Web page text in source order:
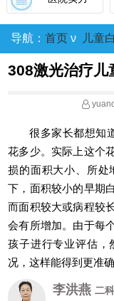
导航： 首页 ν 儿童
308激光治疗儿
很多家长都想知
花多少。实际上这个
损的面积大小、所处
下，面积较小的早期
而面积较大或病程较
会有所增加。由于每
孩子进行专业评估，
况，这样能得到更准确
李洪燕 二